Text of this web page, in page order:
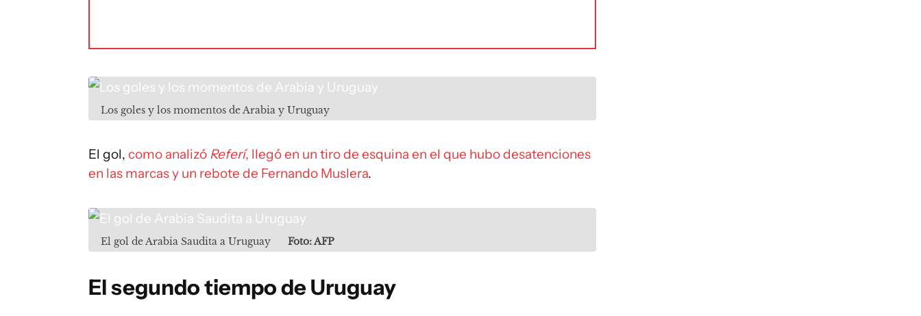
Los goles y los momentos de Arabia y Uruguay
El gol, como analizó Referí, llegó en un tiro de esquina en el que hubo desatenciones
en las marcas y un rebote de Fernando Muslera.
El gol de Arabia Saudita a Uruguay Foto: AFP
El segundo tiempo de Uruguay